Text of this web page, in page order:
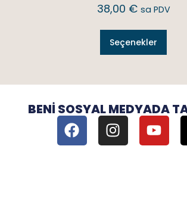
38,00 € sa PDV
Seçenekler
BENI SOSYAL MEDYADA